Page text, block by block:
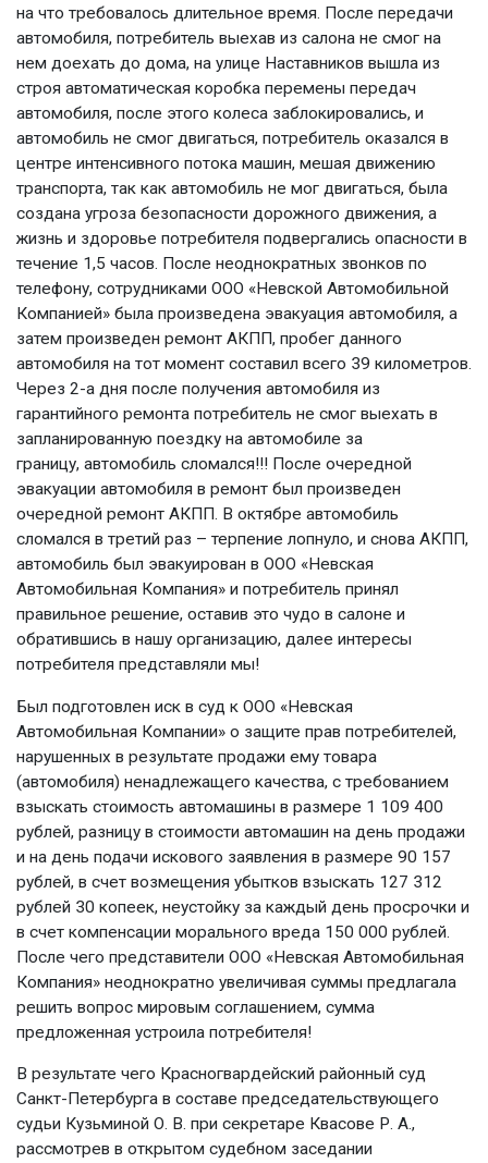
на что требовалось длительное время. После передачи
автомобиля, потребитель выехав из салона не смог на
нем доехать до дома, на улице Наставников вышла из
строя автоматическая коробка перемены передач
автомобиля, после этого колеса заблокировались, и
автомобиль не смог двигаться, потребитель оказался в
центре интенсивного потока машин, мешая движению
транспорта, так как автомобиль не мог двигаться, была
создана угроза безопасности дорожного движения, а
жизнь и здоровье потребителя подвергались опасности в
течение 1,5 часов. После неоднократных звонков по
телефону, сотрудниками ООО «Невской Автомобильной
Компанией» была произведена эвакуация автомобиля, а
затем произведен ремонт АКПП, пробег данного
автомобиля на тот момент составил всего 39 километров.
Через 2-а дня после получения автомобиля из
гарантийного ремонта потребитель не смог выехать в
запланированную поездку на автомобиле за
границу, автомобиль сломался!!! После очередной
эвакуации автомобиля в ремонт был произведен
очередной ремонт АКПП. В октябре автомобиль
сломался в третий раз – терпение лопнуло, и снова АКПП,
автомобиль был эвакуирован в ООО «Невская
Автомобильная Компания» и потребитель принял
правильное решение, оставив это чудо в салоне и
обратившись в нашу организацию, далее интересы
потребителя представляли мы!
Был подготовлен иск в суд к ООО «Невская
Автомобильная Компании» о защите прав потребителей,
нарушенных в результате продажи ему товара
(автомобиля) ненадлежащего качества, с требованием
взыскать стоимость автомашины в размере 1 109 400
рублей, разницу в стоимости автомашин на день продажи
и на день подачи искового заявления в размере 90 157
рублей, в счет возмещения убытков взыскать 127 312
рублей 30 копеек, неустойку за каждый день просрочки и
в счет компенсации морального вреда 150 000 рублей.
После чего представители ООО «Невская Автомобильная
Компания» неоднократно увеличивая суммы предлагала
решить вопрос мировым соглашением, сумма
предложенная устроила потребителя!
В результате чего Красногвардейский районный суд
Санкт-Петербурга в составе председательствующего
судьи Кузьминой О. В. при секретаре Квасове Р. А.,
рассмотрев в открытом судебном заседании